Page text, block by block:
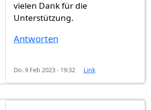
vielen Dank für die
Unterstützung.
Antworten
Do. 9 Feb 2023 - 19:32 Link